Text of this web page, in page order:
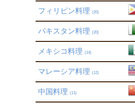
フィリピン料理 (20)
パキスタン料理 (20)
メキシコ料理 (14)
マレーシア料理 (12)
中国料理 (11)